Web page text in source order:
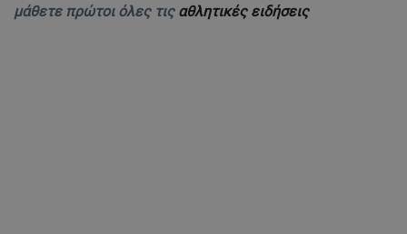
μάθετε πρώτοι όλες τις αθλητικές ειδήσεις